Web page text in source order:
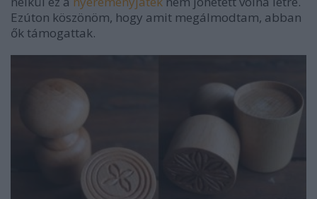
Ezúton köszönöm, hogy amit megálmodtam, abban
ők támogattak.